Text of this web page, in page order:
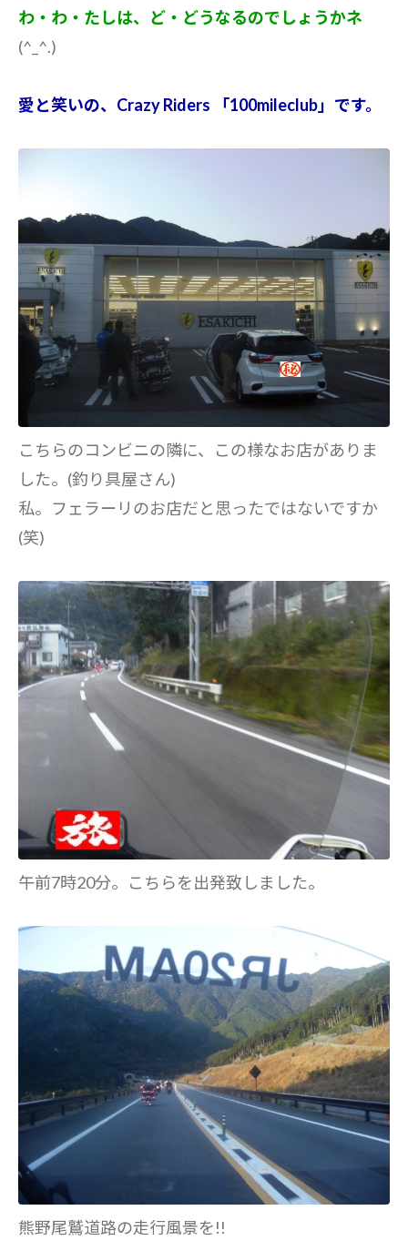
わ・わ・たしは、ど・どうなるのでしょうかネ
(^_^.)
愛と笑いの、Crazy Riders 「100mileclub」です。
こちらのコンビニの隣に、この様なお店がありま
した。(釣り具屋さん)
私。フェラーリのお店だと思ったではないですか
(笑)
午前7時20分。こちらを出発致しました。
熊野尾鷲道路の走行風景を!!